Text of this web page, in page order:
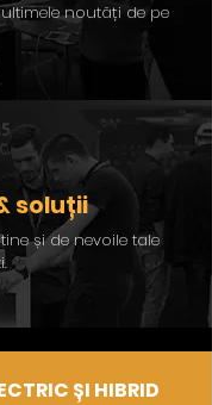
noutăți de pe
soluții
și de nevoile tale
ȘI HIBRID